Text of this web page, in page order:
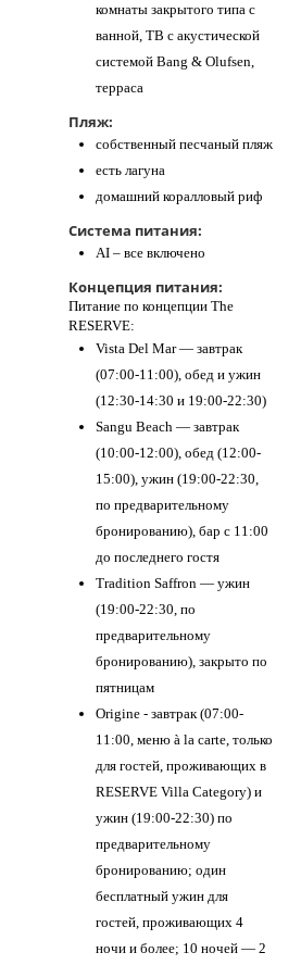
комнаты закрытого типа с
ванной, ТВ с акустической
системой Bang & Olufsen,
терраса
Пляж:
собственный песчаный пляж
есть лагуна
домашний коралловый риф
Система питания:
AI – все включено
Концепция питания:
Питание по концепции The
RESERVE:
Vista Del Mar — завтрак
(07:00-11:00), обед и ужин
(12:30-14:30 и 19:00-22:30)
Sangu Beach — завтрак
(10:00-12:00), обед (12:00-
15:00), ужин (19:00-22:30,
по предварительному
бронированию), бар с 11:00
до последнего гостя
Tradition Saffron — ужин
(19:00-22:30, по
предварительному
бронированию), закрыто по
пятницам
Origine - завтрак (07:00-
11:00, меню à la carte, только
для гостей, проживающих в
RESERVE Villa Category) и
ужин (19:00-22:30) по
предварительному
бронированию; один
бесплатный ужин для
гостей, проживающих 4
ночи и более; 10 ночей — 2